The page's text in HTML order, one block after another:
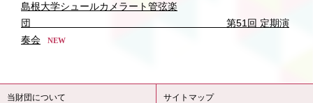
島根大学シュールカメラート管弦楽
団 第51回 定期演
奏会
NEW
当財団について サイトマップ